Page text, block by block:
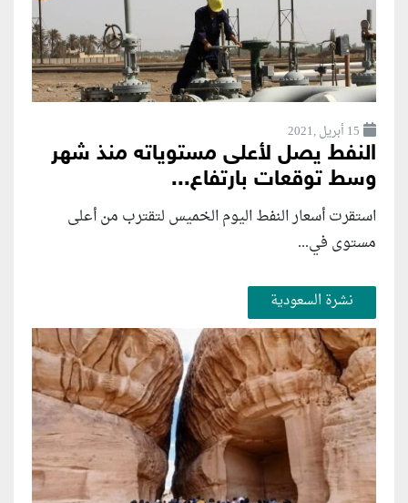
15 أبريل ,2021
النفط يصل لأعلى مستوياته منذ شهر
وسط توقعات بارتفاع...
استقرت أسعار النفط اليوم الخميس لتقترب من أعلى
مستوى في...
نشرة السعودية